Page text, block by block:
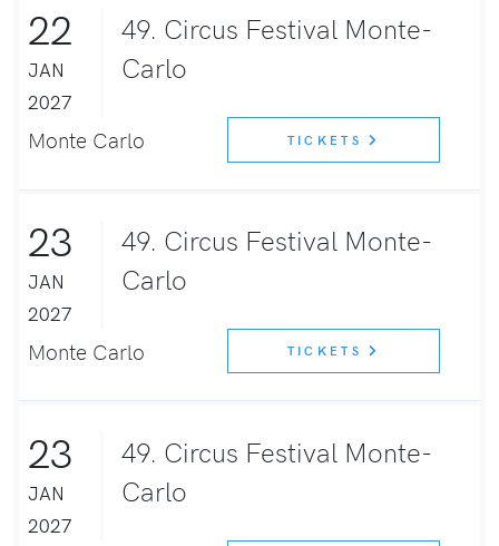
22
JAN
2027
49. Circus Festival Monte-
Carlo
Monte Carlo TICKETS
23
JAN
2027
49. Circus Festival Monte-
Carlo
Monte Carlo TICKETS
23
JAN
2027
49. Circus Festival Monte-
Carlo